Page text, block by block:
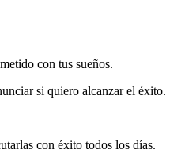
con tus sueños.
si quiero alcanzar el éxito.
con éxito todos los días.